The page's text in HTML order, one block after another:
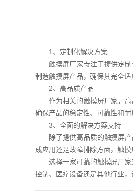
1、定制化解决方案
触摸屏厂家专注于提供定
制造触摸屏产品，确保其完全
2、高品质产品
作为相关的触摸屏厂家，
确保产品的稳定性、可靠性和
3、全面的解决方案支持
除了提供高品质的触摸屏
成应用还是故障排除方面，触
选择一家可靠的触摸屏厂
控制、医疗设备还是其他行业